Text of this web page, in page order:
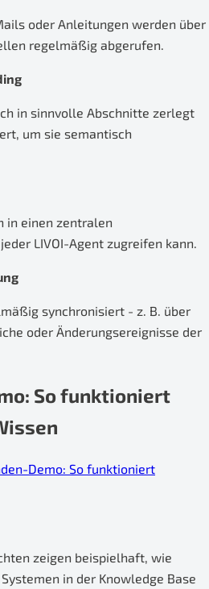
oder Anleitungen werden über
regelmäßig abgerufen.
in sinnvolle Abschnitte zerlegt
um sie semantisch
in einen zentralen
LIVOI-Agent zugreifen kann.
synchronisiert - z. B. über
oder Änderungsereignisse der
So funktioniert
Demo: So funktioniert
zeigen beispielhaft, wie
in der Knowledge Base